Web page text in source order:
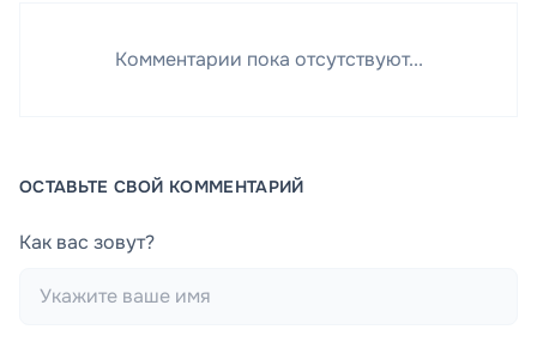
Комментарии пока отсутствуют...
ОСТАВЬТЕ СВОЙ КОММЕНТАРИЙ
Как вас зовут?